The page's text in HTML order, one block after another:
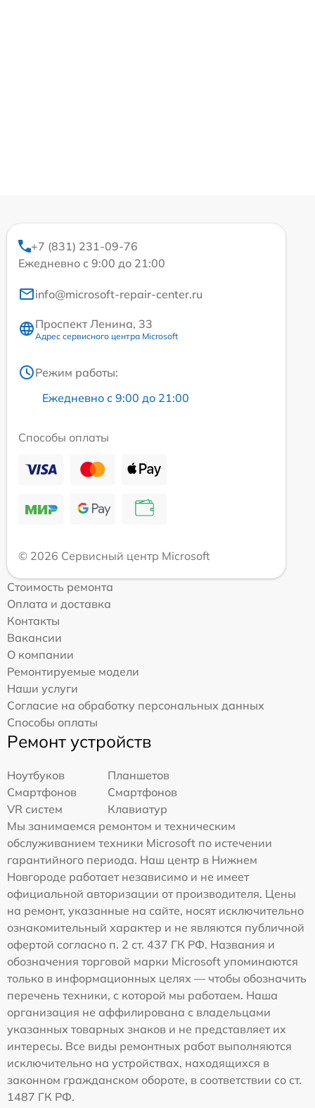
+7 (831) 231-09-76
Ежедневно с 9:00 до 21:00
info@microsoft-repair-center.ru
Проспект Ленина, 33
Адрес сервисного центра Microsoft
Режим работы:
Ежедневно с 9:00 до 21:00
Способы оплаты
© 2026 Сервисный центр Microsoft
Стоимость ремонта
Оплата и доставка
Контакты
Вакансии
О компании
Ремонтируемые модели
Наши услуги
Согласие на обработку персональных данных
Способы оплаты
Ремонт устройств
Ноутбуков
Планшетов
Смартфонов
Смартфонов
VR систем
Клавиатур
Мы занимаемся ремонтом и техническим
обслуживанием техники Microsoft по истечении
гарантийного периода. Наш центр в Нижнем
Новгороде работает независимо и не имеет
официальной авторизации от производителя. Цены
на ремонт, указанные на сайте, носят исключительно
ознакомительный характер и не являются публичной
офертой согласно п. 2 ст. 437 ГК РФ. Названия и
обозначения торговой марки Microsoft упоминаются
только в информационных целях — чтобы обозначить
перечень техники, с которой мы работаем. Наша
организация не аффилирована с владельцами
указанных товарных знаков и не представляет их
интересы. Все виды ремонтных работ выполняются
исключительно на устройствах, находящихся в
законном гражданском обороте, в соответствии со ст.
1487 ГК РФ.